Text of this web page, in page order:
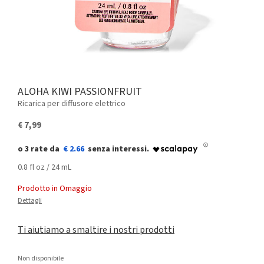
ALOHA KIWI PASSIONFRUIT
Ricarica per diffusore elettrico
€ 7,99
€ 2.66
0.8 fl oz / 24 mL
Prodotto in Omaggio
Dettagli
Ti aiutiamo a smaltire i nostri prodotti
Non disponibile